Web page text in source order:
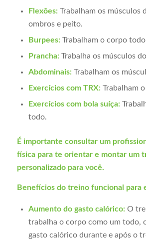
Flexões:Trabalham os músculos
ombros e peito.
Burpees:Trabalham o corpo
Prancha:Trabalha os músculos
Abdominais:Trabalham os
Exercícios com TRX:Trabalham
Exercícios com bola suíça:
todo.
É importante consultar um
física para te orientar e montar um
personalizado para você.
Benefícios do treino funcional para
Aumento do gasto calórico:O
trabalha o corpo como um todo,
gasto calórico durante e após o